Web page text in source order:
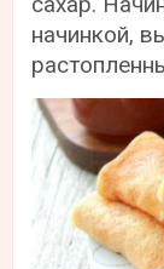
начинкой,